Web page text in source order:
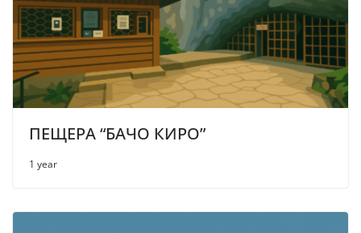
ПЕЩЕРА “БАЧО КИРО”
1 year